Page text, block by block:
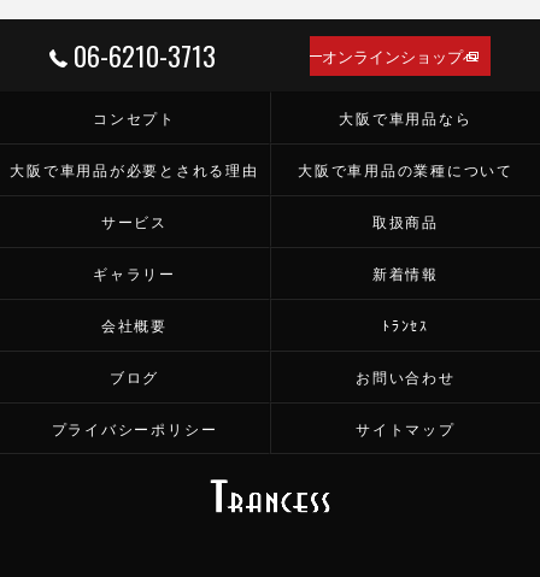
06-6210-3713 オンラインショップへ
コンセプト 大阪で車用品なら
大阪で車用品が必要とされる理由 大阪で車用品の業種について
サービス 取扱商品
ギャラリー 新着情報
会社概要 ﾄﾗﾝｾｽ
ブログ お問い合わせ
プライバシーポリシー サイトマップ